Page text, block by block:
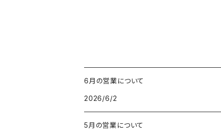
6月の営業について
2026/6/2
5月の営業について